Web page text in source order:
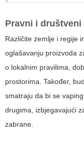
Pravni i društveni
Različite zemlje i regije
oglašavanju proizvoda
o lokalnim pravilima,
prostorima. Također,
smatraju da bi se
drugima, izbjegavajući
zabrane.